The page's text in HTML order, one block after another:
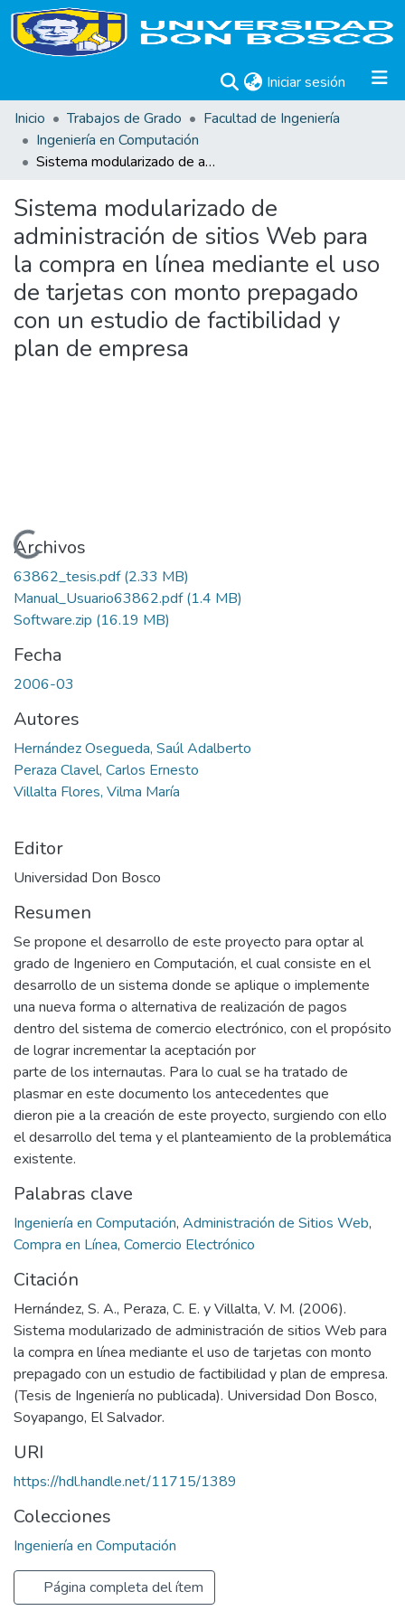
Iniciar sesión (current)
Inicio
Trabajos de Grado
Facultad de Ingeniería
Ingeniería en Computación
Sistema modularizado de administración de sitios Web para la compra en línea mediante el uso de tarjetas con monto prepagado con un estudio de factibilidad y plan de empresa
Sistema modularizado de
administración de sitios Web para
la compra en línea mediante el uso
de tarjetas con monto prepagado
con un estudio de factibilidad y
plan de empresa
Cargando...
Archivos
63862_tesis.pdf(2.33 MB)
Manual_Usuario63862.pdf(1.4 MB)
Software.zip (16.19 MB)
Fecha
2006-03
Autores
Hernández Osegueda, Saúl Adalberto
Peraza Clavel, Carlos Ernesto
Villalta Flores, Vilma María
Editor
Universidad Don Bosco
Resumen
Se propone el desarrollo de este proyecto para optar al
grado de Ingeniero en Computación, el cual consiste en el
desarrollo de un sistema donde se aplique o implemente
una nueva forma o alternativa de realización de pagos
dentro del sistema de comercio electrónico, con el propósito
de lograr incrementar la aceptación por
parte de los internautas. Para lo cual se ha tratado de
plasmar en este documento los antecedentes que
dieron pie a la creación de este proyecto, surgiendo con ello
el desarrollo del tema y el planteamiento de la problemática
existente.
Palabras clave
Ingeniería en Computación, Administración de Sitios Web,
Compra en Línea, Comercio Electrónico
Citación
Hernández, S. A., Peraza, C. E. y Villalta, V. M. (2006).
Sistema modularizado de administración de sitios Web para
la compra en línea mediante el uso de tarjetas con monto
prepagado con un estudio de factibilidad y plan de empresa.
(Tesis de Ingeniería no publicada). Universidad Don Bosco,
Soyapango, El Salvador.
URI
https://hdl.handle.net/11715/1389
Colecciones
Ingeniería en Computación
Página completa del ítem